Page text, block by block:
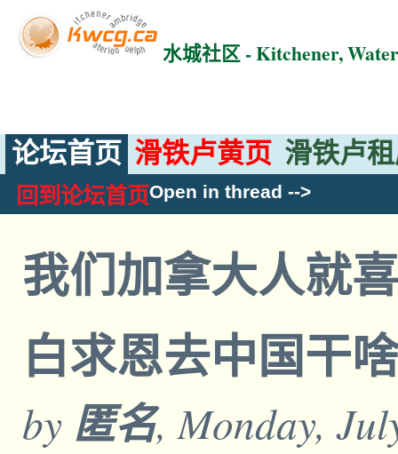
水城社区 - Kitchener,
论坛首页 滑铁卢黄页 滑铁卢
回到论坛首页Open in thread -->
我们加拿大人就
白求恩去中国干
by 匿名, Monday,